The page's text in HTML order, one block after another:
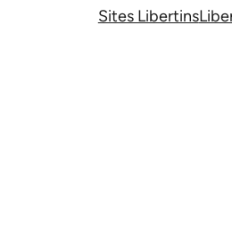
Sites Libertins